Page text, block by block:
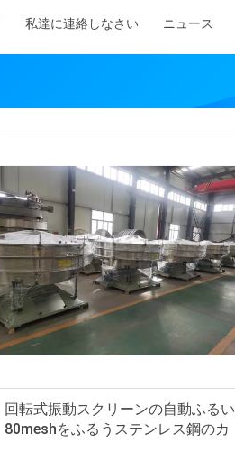
私達に連絡しなさい ニュース
回転式振動スクリーンの自動ふるい
80meshをふるうステンレス鋼のカ